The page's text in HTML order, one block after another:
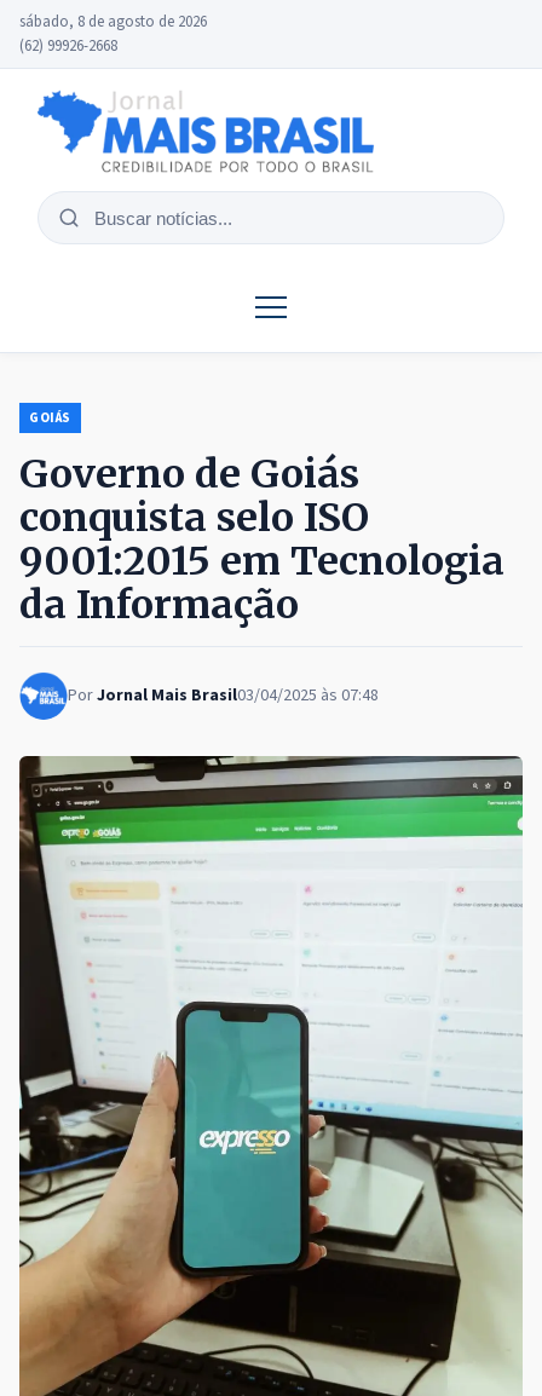
sábado, 8 de agosto de 2026
(62) 99926-2668
Buscar
GOIÁS
Governo de Goiás
conquista selo ISO
9001:2015 em Tecnologia
da Informação
PorJornal Mais Brasil03/04/2025 às 07:48